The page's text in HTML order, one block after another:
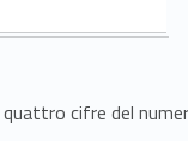
cifre del